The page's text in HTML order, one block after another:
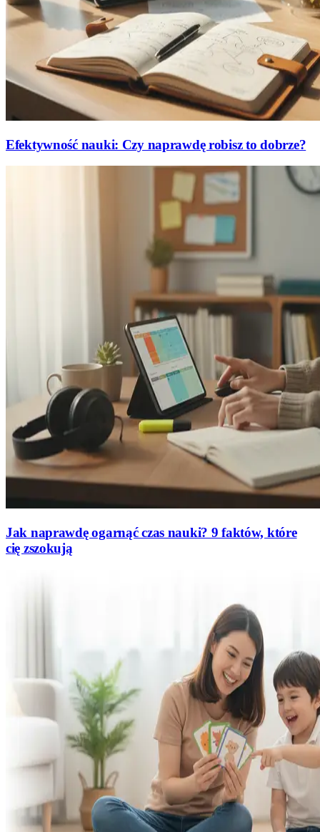
Efektywność nauki: Czy naprawdę robisz to dobrze?
Jak naprawdę ogarnąć czas nauki? 9 faktów, które
cię zszokują